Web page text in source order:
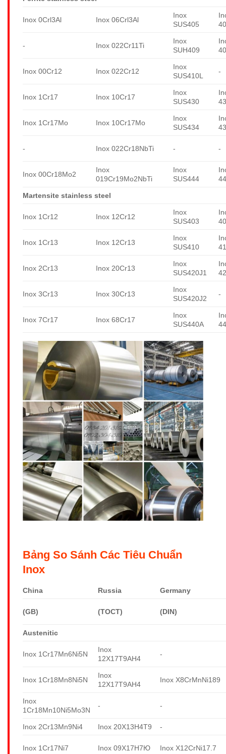
Inox 0Crl3Al Inox 06Crl3Al
Inox
SUS405
- Inox 022Cr11Ti
Inox
SUH409
Inox 00Cr12 Inox 022Cr12
Inox
SUS410L
-
Inox 1Cr17 Inox 10Cr17
Inox
SUS430
Inox 1Cr17Mo Inox 10Cr17Mo
Inox
SUS434
- Inox 022Cr18NbTi - -
Inox 00Cr18Mo2
Inox
019Cr19Mo2NbTi
Inox
SUS444
Martensite stainless steel
Inox 1Cr12 Inox 12Cr12
Inox
SUS403
Inox 1Cr13 Inox 12Cr13
Inox
SUS410
Inox 2Cr13 Inox 20Cr13
Inox
SUS420J1
Inox 3Cr13 Inox 30Cr13
Inox
SUS420J2
-
Inox 7Cr17 Inox 68Cr17
Inox
SUS440A
Bảng So Sánh Các Tiêu Chuẩn
Inox
China Russia Germany
(GB) (TOCT) (DIN)
Austenitic
Inox 1Cr17Mn6Ni5N
Inox
12X17T9AH4
-
Inox 1Cr18Mn8Ni5N
Inox
12X17T9AH4
Inox X8CrMnNi189
Inox
1Cr18Mn10Ni5Mo3N
- -
Inox 2Cr13Mn9Ni4 Inox 20X13H4T9 -
Inox 1Cr17Ni7 Inox 09X17H7Ю Inox X12CrNi17.7